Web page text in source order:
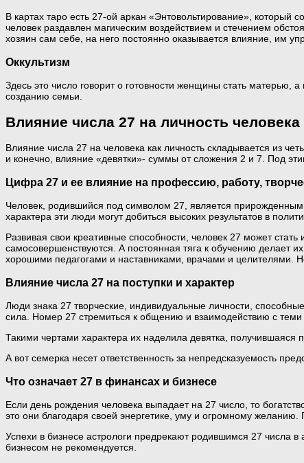
В картах таро есть 27-ой аркан «Энтовольтирование», который
человек раздавлен магическим воздействием и стечением
хозяин сам себе, на него постоянно оказывается влияние, им
Оккультизм
Здесь это число говорит о готовности женщины стать матерью,
созданию семьи.
Влияние числа 27 на личность человека
Влияние числа 27 на человека как личность складывается из
и конечно, влияние «девятки»- суммы от сложения 2 и 7. Под
Цифра 27 и ее влияние на профессию, работу,
Человек, родившийся под символом 27, является
характера эти люди могут добиться высоких результатов в
Развивая свои креативные способности, человек 27 может
самосовершенствуются. А постоянная тяга к обучению делает
хорошими педагогами и наставниками, врачами и целителями.
Влияние числа 27 на поступки и характер
Люди знака 27 творческие, индивидуальные личности,
сила. Номер 27 стремиться к общению и взаимодействию с
Такими чертами характера их наделила девятка, получившаяся
А вот семерка несет ответственность за непредсказуемость
Что означает 27 в финансах и бизнесе
Если день рождения человека выпадает на 27 число, то
это они благодаря своей энергетике, уму и огромному
Успехи в бизнесе астрологи предрекают родившимся 27 числа
бизнесом не рекомендуется.